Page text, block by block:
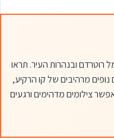
רוטרדם ובנהרות העיר. תראו
מרהיבים של קו הרקיע,
צילומים מדהימים ורגעים